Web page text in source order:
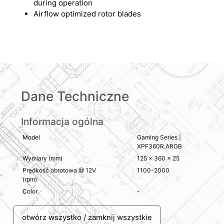
during operation
Airflow optimized rotor blades
Dane Techniczne
Informacja ogólna
Model
Gaming Series |
XPF360R.ARGB
Wymiary (mm)
125 × 360 × 25
Prędkość obrotowa @ 12V
(rpm)
1100-2000
Color -
otwórz wszystko / zamknij wszystkie